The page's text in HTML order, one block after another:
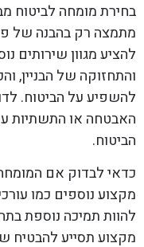
בחירת מומחה לביטוח
מתמצה רק בהבנה של
להציע מגוון שירותים
והתחזוקה של הבניין,
להשפיע על הביטוח.
האבטחה או התשתיות
הביטוח.
כדאי לבדוק אם
מקצוע נוספים כמו
להוות תמיכה נוספת
מקצוע תסייע להבטיח